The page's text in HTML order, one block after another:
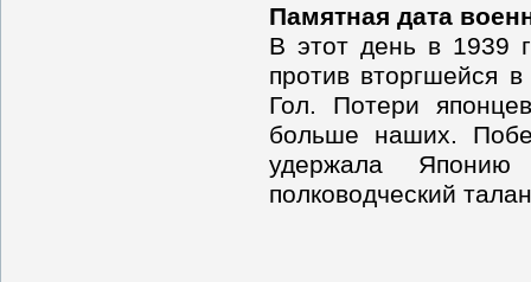
Памятная дата
В этот день в 1939
против вторгшейся
Гол. Потери
больше наших.
удержала
полководческий